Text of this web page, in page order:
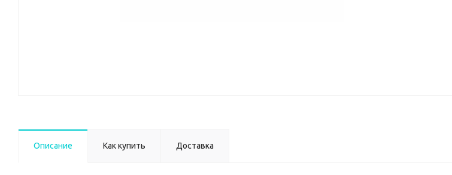
Описание Как купить Доставка